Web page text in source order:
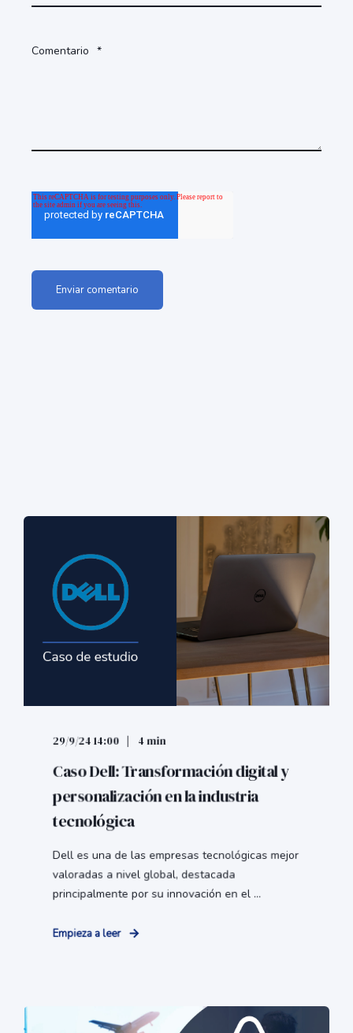
Comentario *
29/9/24 14:00 4 min
Caso Dell: Transformación digital y
personalización en la industria
tecnológica
Dell es una de las empresas tecnológicas mejor
valoradas a nivel global, destacada
principalmente por su innovación en el ...
Empieza a leer